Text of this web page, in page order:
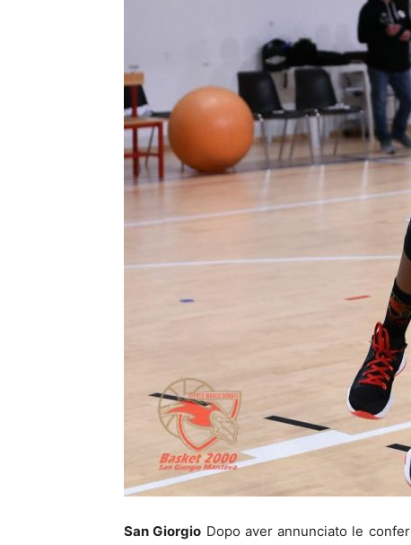
San Giorgio Dopo aver annunciato le